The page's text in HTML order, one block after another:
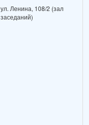
ул. Ленина, 108/2 (зал
заседаний)